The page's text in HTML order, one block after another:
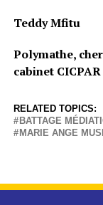
Teddy Mfitu
Polymathe,
cabinet CICPAR
RELATED TOPICS:
BATTAGE
MARIE ANGE